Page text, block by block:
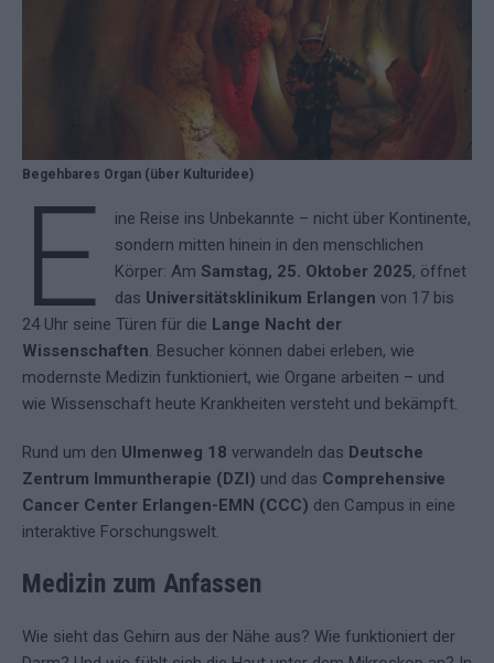
Begehbares Organ (über Kulturidee)
E
ine Reise ins Unbekannte – nicht über Kontinente,
sondern mitten hinein in den menschlichen
Körper: Am Samstag, 25. Oktober 2025, öffnet
das Universitätsklinikum Erlangen von 17 bis
24 Uhr seine Türen für die Lange Nacht der
Wissenschaften. Besucher können dabei erleben, wie
modernste Medizin funktioniert, wie Organe arbeiten – und
wie Wissenschaft heute Krankheiten versteht und bekämpft.
Rund um den Ulmenweg 18 verwandeln das Deutsche
Zentrum Immuntherapie (DZI) und das Comprehensive
Cancer Center Erlangen-EMN (CCC) den Campus in eine
interaktive Forschungswelt.
Medizin zum Anfassen
Wie sieht das Gehirn aus der Nähe aus? Wie funktioniert der